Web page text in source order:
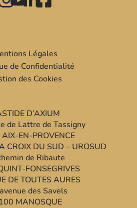
Légales
de Confidentialité
des Cookies
D’AXIUM
de Lattre de Tassigny
EN-PROVENCE
CROIX DU SUD – UROSUD
de Ribaute
FONSEGRIVES
DE TOUTES AURES
des Savels
MANOSQUE